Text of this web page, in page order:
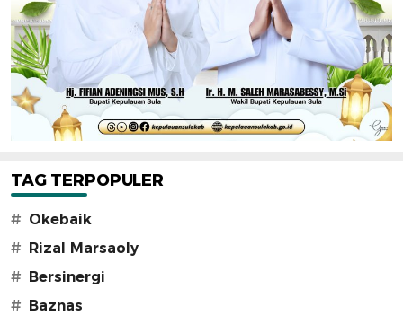
TAG TERPOPULER
# Okebaik
# Rizal Marsaoly
# Bersinergi
# Baznas